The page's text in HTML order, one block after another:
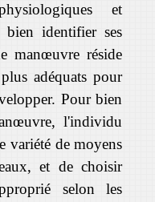
et
identifier ses
manœuvre réside
adéquats pour
Pour bien
l'individu
variété de moyens
et de choisir
selon les